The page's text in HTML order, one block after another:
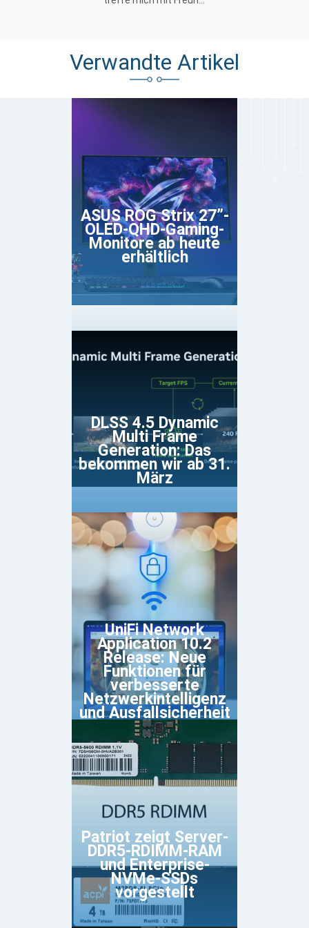
Verwandte Artikel
ASUS ROG Strix 27”-
OLED-QHD-Gaming-
Monitore ab heute
erhältlich
DLSS 4.5 Dynamic
Multi Frame
Generation: Das
bekommen wir ab 31.
März
UniFi Network
Application 10.2
Release: Neue
Funktionen für
verbesserte
Netzwerkintelligenz
und Ausfallsicherheit
Patriot zeigt Server-
DDR5-RDIMM-RAM
und Enterprise-
NVMe-SSDs
vorgestellt